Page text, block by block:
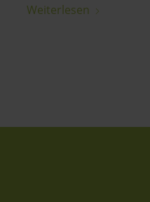
Weiterlesen